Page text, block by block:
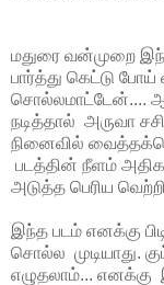
மதுரை வன்முறை
பார்த்து கெட்டு
சொல்லமாட்டேன்....
நடித்தால் அருவா
நினைவில்
படத்தின் நீளம்
அடுத்த பெரிய
இந்த படம் எனக்கு
சொல்ல முடியாது.
எழுதலாம்... எனக்கு